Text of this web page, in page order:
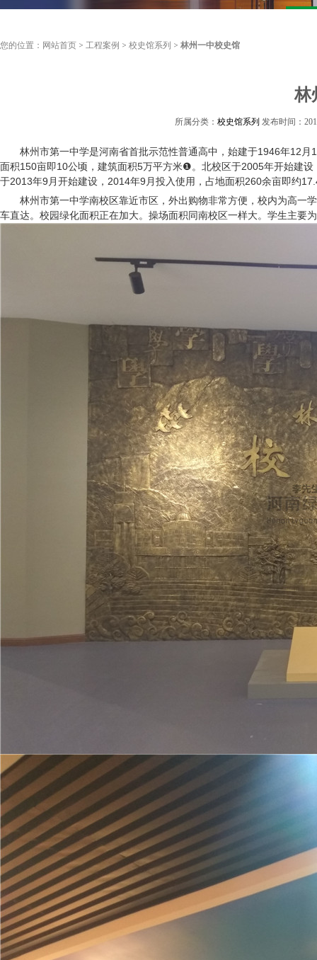
您的位置： 网站首页 > 工程案例 > 校史馆系列 > 林州一中校史馆
林
所属分类： 校史馆系列 发布时间：
林州市第一中学是河南省首批示范性普通高中，始建于1946年12
面积150亩即10公顷，建筑面积5万平方米❶。北校区于2005年开始建
于2013年9月开始建设，2014年9月投入使用，占地面积260余亩即约
林州市第一中学南校区靠近市区，外出购物非常方便，校内为高一
车直达。校园绿化面积正在加大。操场面积同南校区一样大。学生主要